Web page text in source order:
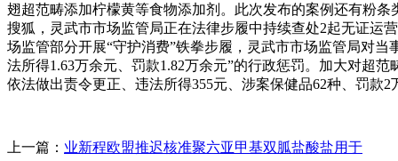
翅超范畴添加柠檬黄等食物添加剂。此次发布的案例还有粉
搜狐，灵武市市场监管局正在法律步履中持续查处2起无证运
场监管部分开展“守护消费”铁拳步履，灵武市市场监管局对
法所得1.63万余元、罚款1.82万余元”的行政惩罚。加大对超
依法做出责令更正、违法所得355元、涉案保健品62种、罚款
上一篇： 业新程欧盟推迟核准聚六亚甲基双胍盐酸盐用于